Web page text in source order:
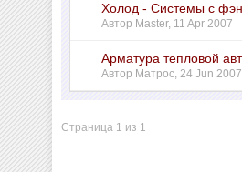
Холод - Системы с
Автор Master, 11 Apr 2007
Арматура тепловой
Автор Матрос,24 Jun 2007
Страница 1 из 1